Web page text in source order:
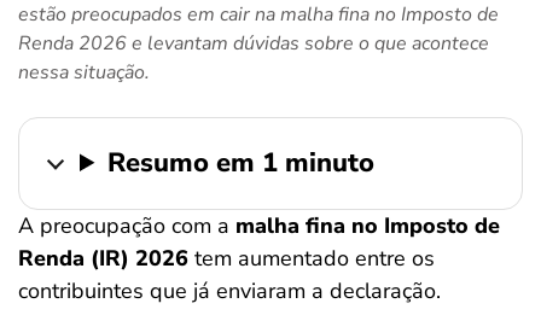
estão preocupados em cair na malha fina no Imposto de
Renda 2026 e levantam dúvidas sobre o que acontece
nessa situação.
Resumo em 1 minuto
A preocupação com a malha fina no Imposto de
Renda (IR) 2026 tem aumentado entre os
contribuintes que já enviaram a declaração.